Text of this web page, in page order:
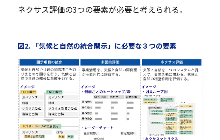
ネクサス評価の3つの要素が必要と考えられる。
図2. 「気候と自然の統合開示」に必要な３つの要素